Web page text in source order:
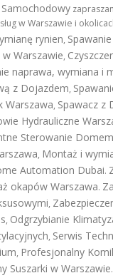
w Warszawie i
rynien,
Warszawie,
naprawa, wymiana i
z Dojazdem,
Warszawa, Spawacz z
Hydrauliczne
Sterowanie Domem
, Montaż i
Automation Dubai.
okapów Warszawa.
,
, Odgrzybianie
, Serwis
, Profesjonalny
Suszarki w Warszawie.